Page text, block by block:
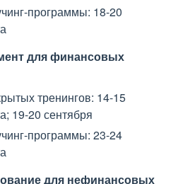
программы: 18-20
для финансовых
тренингов: 14-15
19-20 сентября
программы: 23-24
для нефинансовых